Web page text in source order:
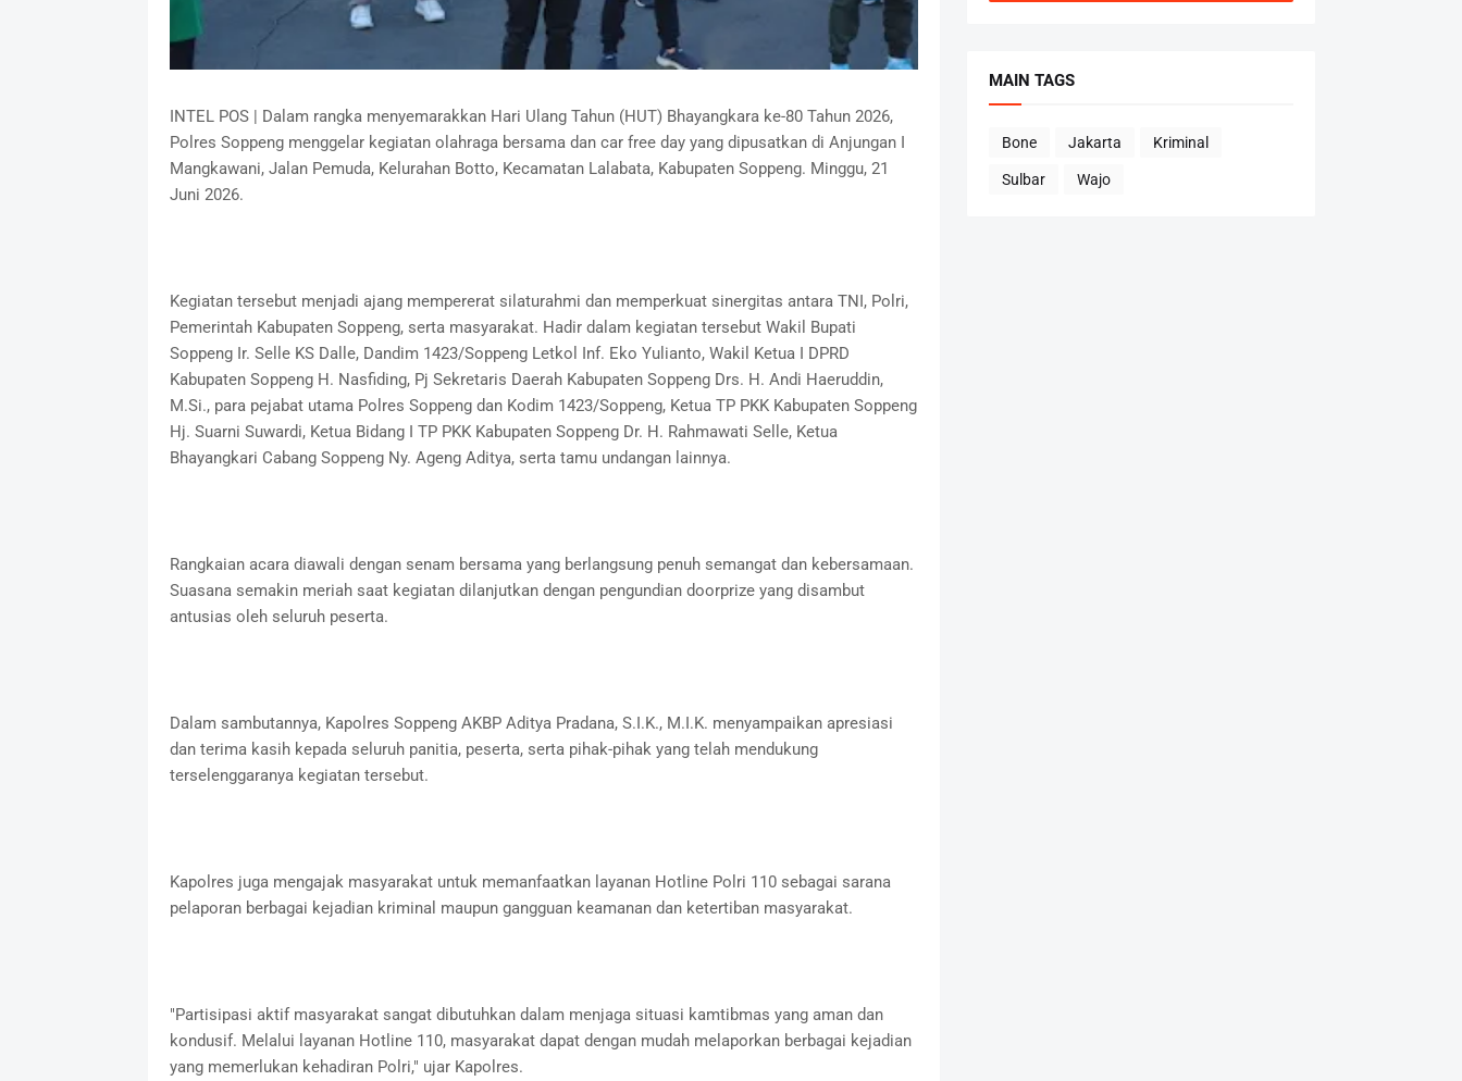
INTEL POS | Dalam rangka menyemarakkan Hari Ulang Tahun (HUT) Bhayangkara ke-80 Tahun 2026,
Polres Soppeng menggelar kegiatan olahraga bersama dan car free day yang dipusatkan di Anjungan I
Mangkawani, Jalan Pemuda, Kelurahan Botto, Kecamatan Lalabata, Kabupaten Soppeng. Minggu, 21
Juni 2026.
Kegiatan tersebut menjadi ajang mempererat silaturahmi dan memperkuat sinergitas antara TNI, Polri,
Pemerintah Kabupaten Soppeng, serta masyarakat. Hadir dalam kegiatan tersebut Wakil Bupati
Soppeng Ir. Selle KS Dalle, Dandim 1423/Soppeng Letkol Inf. Eko Yulianto, Wakil Ketua I DPRD
Kabupaten Soppeng H. Nasfiding, Pj Sekretaris Daerah Kabupaten Soppeng Drs. H. Andi Haeruddin,
M.Si., para pejabat utama Polres Soppeng dan Kodim 1423/Soppeng, Ketua TP PKK Kabupaten Soppeng
Hj. Suarni Suwardi, Ketua Bidang I TP PKK Kabupaten Soppeng Dr. H. Rahmawati Selle, Ketua
Bhayangkari Cabang Soppeng Ny. Ageng Aditya, serta tamu undangan lainnya.
Rangkaian acara diawali dengan senam bersama yang berlangsung penuh semangat dan kebersamaan.
Suasana semakin meriah saat kegiatan dilanjutkan dengan pengundian doorprize yang disambut
antusias oleh seluruh peserta.
Dalam sambutannya, Kapolres Soppeng AKBP Aditya Pradana, S.I.K., M.I.K. menyampaikan apresiasi
dan terima kasih kepada seluruh panitia, peserta, serta pihak-pihak yang telah mendukung
terselenggaranya kegiatan tersebut.
Kapolres juga mengajak masyarakat untuk memanfaatkan layanan Hotline Polri 110 sebagai sarana
pelaporan berbagai kejadian kriminal maupun gangguan keamanan dan ketertiban masyarakat.
"Partisipasi aktif masyarakat sangat dibutuhkan dalam menjaga situasi kamtibmas yang aman dan
kondusif. Melalui layanan Hotline 110, masyarakat dapat dengan mudah melaporkan berbagai kejadian
yang memerlukan kehadiran Polri," ujar Kapolres.
MAIN TAGS
Bone Jakarta Kriminal
Sulbar Wajo